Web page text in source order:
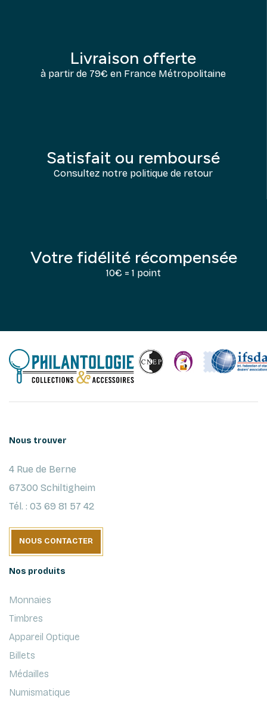
Livraison offerte
à partir de 79€ en France Métropolitaine
Satisfait ou remboursé
Consultez notre politique de retour
Votre fidélité récompensée
10€ = 1 point
Nous trouver
4 Rue de Berne
67300 Schiltigheim
Tél. : 03 69 81 57 42
NOUS CONTACTER
Nos produits
Monnaies
Timbres
Appareil Optique
Billets
Médailles
Numismatique